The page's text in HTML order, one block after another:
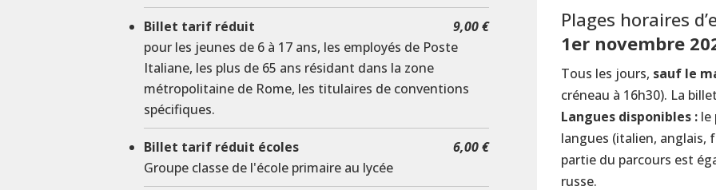
Billet tarif réduit
9,00 €
pour les jeunes de 6 à 17 ans, les employés de Poste
Italiane, les plus de 65 ans résidant dans la zone
métropolitaine de Rome, les titulaires de conventions
spécifiques.
Billet tarif réduit écoles
6,00 €
Groupe classe de l'école primaire au lycée
Plages horaires
1er novembre
Tous les jours, sauf le
créneau à 16h30). La
Langues disponibles : le
langues (italien, anglais,
partie du parcours est
russe.